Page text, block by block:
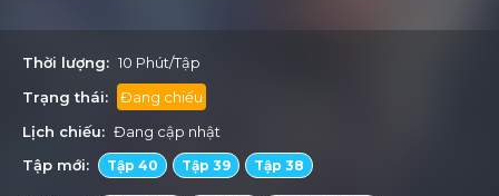
dựng một thế giới hoàn toàn mới không?
Thời lượng: 10 Phút/Tập
Trạng thái:
Đang chiếu
Lịch chiếu: Đang cập nhật
Tập mới:
Tập 40 Tập 39 Tập 38